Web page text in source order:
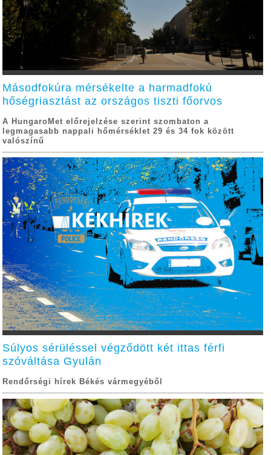
Másodfokúra mérsékelte a harmadfokú
hőségriasztást az országos tiszti főorvos
A HungaroMet előrejelzése szerint szombaton a
legmagasabb nappali hőmérséklet 29 és 34 fok között
valószínű
Súlyos sérüléssel végződött két ittas férfi
szóváltása Gyulán
Rendőrségi hírek Békés vármegyéből